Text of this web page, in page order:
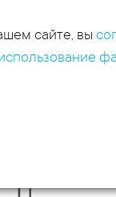
90-2 Н6000
сайте, вы